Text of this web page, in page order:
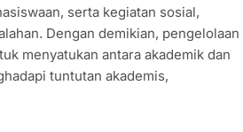
serta kegiatan sosial,
Dengan demikian, pengelolaan
menyatukan antara akademik dan
tuntutan akademis,